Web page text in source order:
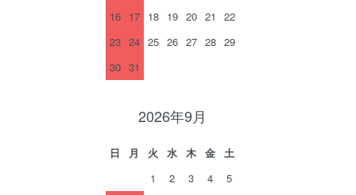
16
17 18 19 20 21
22
23 24 25 26 27 28 29
30 31
2026年9月
日 月 火 水 木 金 土
1
2 3 4
5